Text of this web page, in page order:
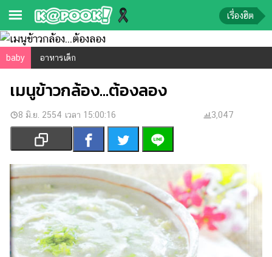
ข่าว-
ความ
รู้
ข่าว
ข่าว
บันเทิง
ตรวจ
หวย
ผล
บอล
สด
เรื่องฮิต
baby อาหารเด็ก
เมนูข้าวกล้อง...ต้องลอง
8 มิ.ย. 2554 เวลา 15:00:16 3,047